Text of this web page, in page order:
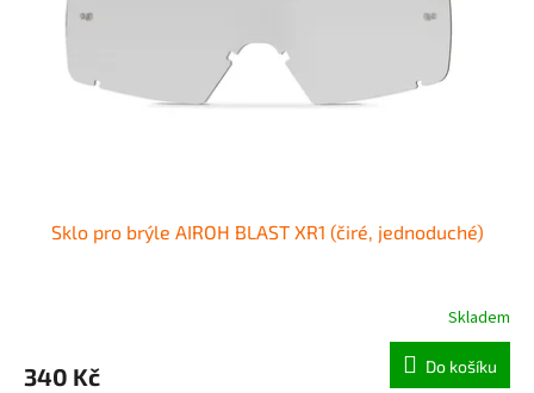
Sklo pro brýle AIROH BLAST XR1 (čiré, jednoduché)
Skladem
340 Kč Do košíku